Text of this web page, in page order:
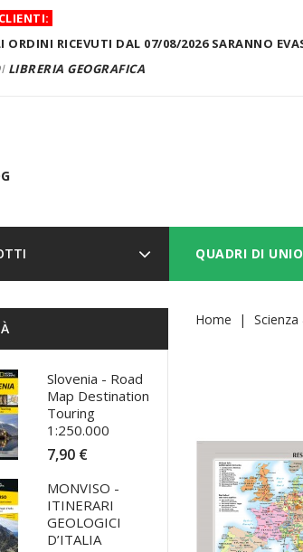
ORDINI RICEVUTI DAL 07/08/2026 SARANNO
LIBRERIA GEOGRAFICA
QUADRI DI
Slovenia - Road
Map Destination
Touring
1:250.000
7,90 €
MONVISO -
ITINERARI
GEOLOGICI
D’ITALIA
Home